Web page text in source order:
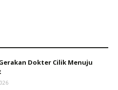
Dokter Cilik Menuju